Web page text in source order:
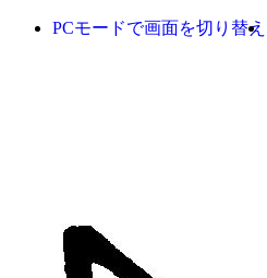
PCモードで画面を切り替え